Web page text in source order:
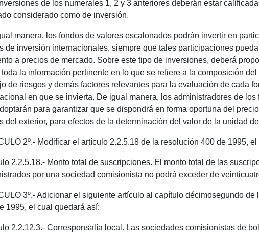
de los numerales 1, 2 y 3 anteriores deberán estar
considerado como de inversión.
manera, los fondos de valores escalonados podrán invertir en
de inversión internacionales, siempre que tales participaciones
a precios de mercado. Sobre este tipo de inversiones, deberá
la información pertinente en lo que se refiere a la composición
de riesgos y demás factores relevantes para la evaluación de cada
en que se invierta. De igual manera, los administradores de
para garantizar que se dispondrá en forma oportuna del
del exterior, para efectos de la determinación del valor de la unidad
2º.- Modificar el artículo 2.2.5.18 de la resolución 400 de 1995,
2.2.5.18.- Monto total de suscripciones. El monto total de las
por una sociedad comisionista no podrá exceder de
3º.- Adicionar el siguiente artículo al capítulo décimosegundo
1995, el cual quedará así:
2.2.12.3.- Corresponsalía local. Las sociedades comisionistas de